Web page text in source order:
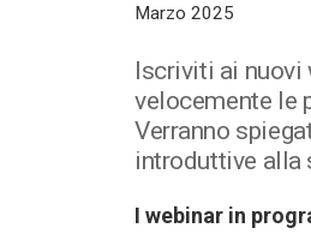
Marzo 2025
Iscriviti ai nuovi
velocemente le
Verranno
introduttive alla
I webinar in